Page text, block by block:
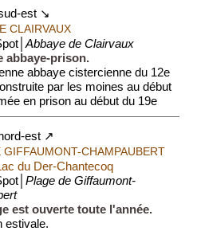
est ↘
CLAIRVAUX
Abbaye de Clairvaux
abbaye-prison.
abbaye cistercienne du 12e
par les moines au début
en prison au début du 19e
est ↗
GIFFAUMONT-CHAMPAUBERT
du Der-Chantecoq
Plage de Giffaumont-
est ouverte toute l'année.
estivale.